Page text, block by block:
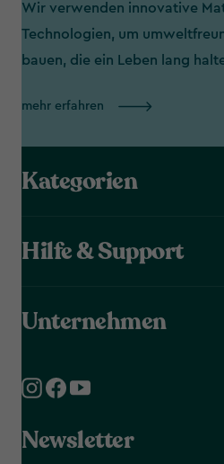
Wir verwenden innovative
Technologien, um
bauen, die ein Leben lang
mehr erfahren
Kategorien
Hilfe & Support
Unternehmen
Newsletter